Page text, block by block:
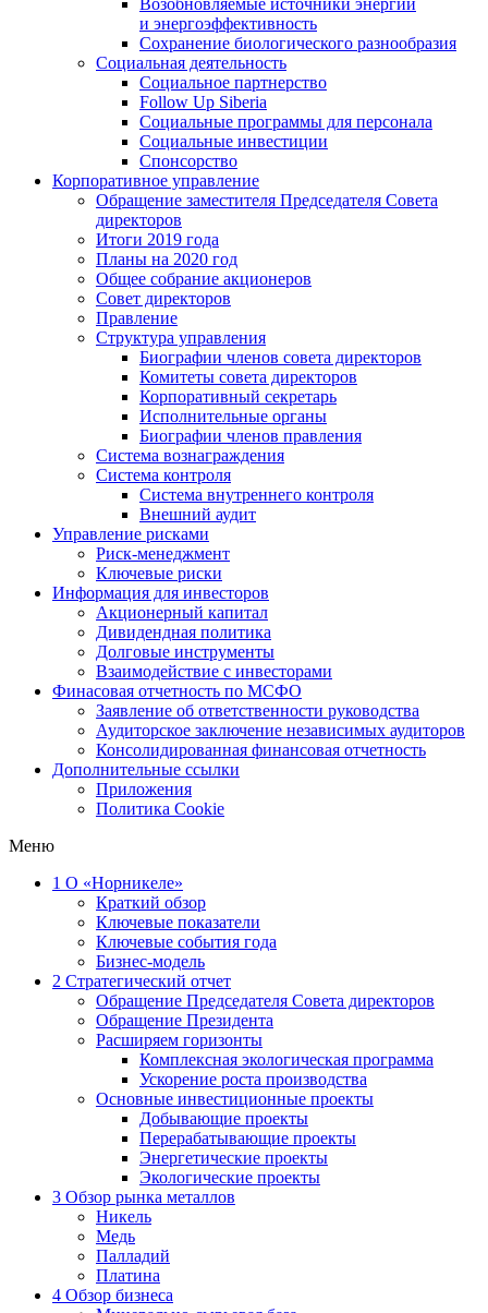
Возобновляемые источники энергии
и энергоэффективность
Сохранение биологического разнообразия
Социальная деятельность
Социальное партнерство
Follow Up Siberia
Социальные программы для персонала
Социальные инвестиции
Спонсорство
Корпоративное управление
Обращение заместителя Председателя Совета
директоров
Итоги 2019 года
Планы на 2020 год
Общее собрание акционеров
Совет директоров
Правление
Структура управления
Биографии членов совета директоров
Комитеты совета директоров
Корпоративный секретарь
Исполнительные органы
Биографии членов правления
Система вознаграждения
Система контроля
Система внутреннего контроля
Внешний аудит
Управление рисками
Риск-менеджмент
Ключевые риски
Информация для инвесторов
Акционерный капитал
Дивидендная политика
Долговые инструменты
Взаимодействие с инвеcторами
Финасовая отчетность по МСФО
Заявление об ответственности руководства
Аудиторское заключение независимых аудиторов
Консолидированная финансовая отчетность
Дополнительные ссылки
Приложения
Политика Cookie
Меню
1 О «Норникеле»
Краткий обзор
Ключевые показатели
Ключевые события года
Бизнес-модель
2 Стратегический отчет
Обращение Председателя Совета директоров
Обращение Президента
Расширяем горизонты
Комплексная экологическая программа
Ускорение роста производства
Основные инвестиционные проекты
Добывающие проекты
Перерабатывающие проекты
Энергетические проекты
Экологические проекты
3 Обзор рынка металлов
Никель
Медь
Палладий
Платина
4 Обзор бизнеса